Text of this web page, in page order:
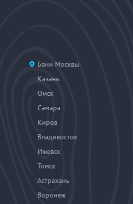
Бани Москвы
Казань
Омск
Самара
Киров
Владивосток
Ижевск
Томск
Астрахань
Воронеж